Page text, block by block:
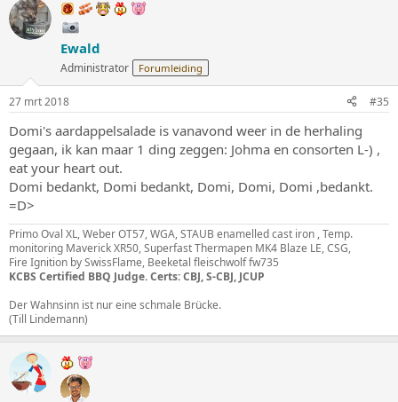
Ewald
Administrator Forumleiding
27 mrt 2018 #35
Domi's aardappelsalade is vanavond weer in de herhaling
gegaan, ik kan maar 1 ding zeggen: Johma en consorten L-) ,
eat your heart out.
Domi bedankt, Domi bedankt, Domi, Domi, Domi ,bedankt.
=D>
Primo Oval XL, Weber OT57, WGA, STAUB enamelled cast iron , Temp.
monitoring Maverick XR50, Superfast Thermapen MK4 Blaze LE, CSG,
Fire Ignition by SwissFlame, Beeketal fleischwolf fw735
KCBS Certified BBQ Judge. Certs: CBJ, S-CBJ, JCUP
Der Wahnsinn ist nur eine schmale Brücke.
(Till Lindemann)